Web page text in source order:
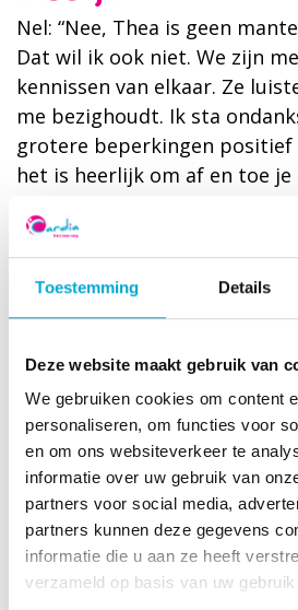
Toestemming Details
Deze website maakt gebruik van
We gebruiken cookies om content
personaliseren, om functies voor
en om ons websiteverkeer te
informatie over uw gebruik van
partners voor social media,
partners kunnen deze gegevens
informatie die u aan ze heeft
verzameld op basis van uw
Nel: “Nee, Thea is geen
Dat wil ik ook niet. We zijn
kennissen van elkaar. Ze
me bezighoudt. Ik sta
grotere beperkingen positief
het is heerlijk om af en toe je
wilde ik heel graag een live-
trouwdienst zien van iemand
Dat kon via mijn tablet. Mijn
uur rijden woont, had alles
voor elkaar. Ik heb in nood
minuten later stond ze met
mijn deur die alles in orde
ben een mens van de dag,
lang van Thea te mogen
De jongste en